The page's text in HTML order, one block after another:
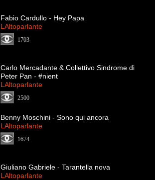
Fabio Cardullo - Hey Papa
LAltoparlante
1703
Carlo Mercadante & Collettivo Sindrome di
Peter Pan - #nient
LAltoparlante
2500
Benny Moschini - Sono qui ancora
LAltoparlante
1674
Giuliano Gabriele - Tarantella nova
LAltoparlante